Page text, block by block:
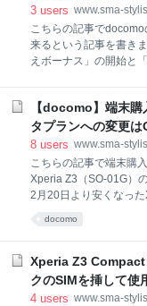
除の申し込み まずは
解除の申し込みを行い
経過したらSIMロック
は機種ご利用期間が6ヶ
ます。 ※SIMロック解
でも出来ますがPCサイ
3 users www.sma-
こちらの記事で
来るという記事を書き
えボーナス」の開始と
料金プランをうまく使
円という、とんでもな
か？ 今日はその事を記
日更新 9月1日より、
らの記事で書いている
た。 詳しくはこちらの
ター）への変更の場合
合、月々サポートが高
【docomo】端末
タプランへの変更
安く維持するか検討
8 users www.sma-
こちらの記事で端末購
Xperia Z3（SO-01G）
2月20日より安くなっ
持費の計算を行いまし
ポート」について問い
事について記事にしま
docomo
Xperia Z3 Compact
クのSIMを挿して使
4 users www.sma-